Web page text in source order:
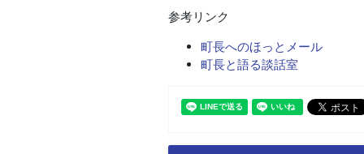
参考リンク
町長へのほっとメール
町長と語る談話室